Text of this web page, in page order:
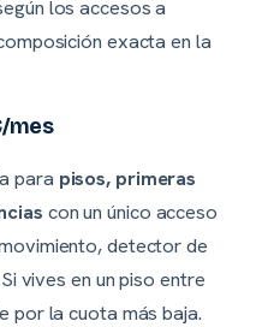
los accesos a
exacta en la
mes
para pisos, primeras
con un único acceso
detector de
vives en un piso entre
por la cuota más baja.